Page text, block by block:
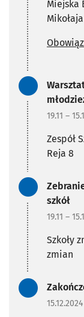
Miejska
19.11 –
Zespół
Reja 8
szkół
19.11 –
Szkoły
zmian